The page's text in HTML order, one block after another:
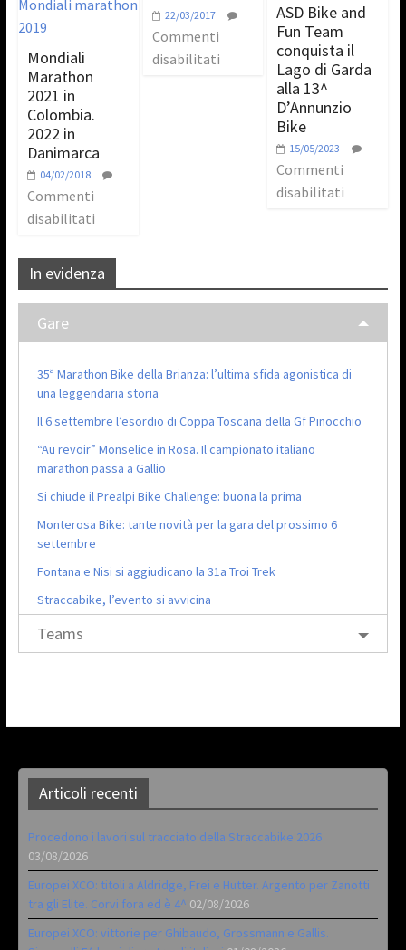
Mondiali
Marathon
2021 in
Colombia.
2022 in
Danimarca
04/02/2018
Commenti
disabilitati
22/03/2017
Commenti
disabilitati
ASD Bike and
Fun Team
conquista il
Lago di Garda
alla 13^
D’Annunzio
Bike
15/05/2023
Commenti
disabilitati
In evidenza
Gare
35ª Marathon Bike della Brianza: l’ultima sfida agonistica di
una leggendaria storia
Il 6 settembre l’esordio di Coppa Toscana della Gf Pinocchio
“Au revoir” Monselice in Rosa. Il campionato italiano
marathon passa a Gallio
Si chiude il Prealpi Bike Challenge: buona la prima
Monterosa Bike: tante novità per la gara del prossimo 6
settembre
Fontana e Nisi si aggiudicano la 31a Troi Trek
Straccabike, l’evento si avvicina
Teams
Articoli recenti
Procedono i lavori sul tracciato della Straccabike 2026
03/08/2026
Europei XCO: titoli a Aldridge, Frei e Hutter. Argento per Zanotti
tra gli Elite. Corvi fora ed è 4^ 02/08/2026
Europei XCO: vittorie per Ghibaudo, Grossmann e Gallis.